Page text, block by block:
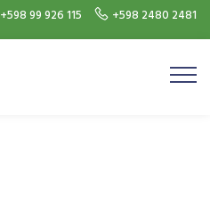
+598 99 926 115 +598 2480 2481